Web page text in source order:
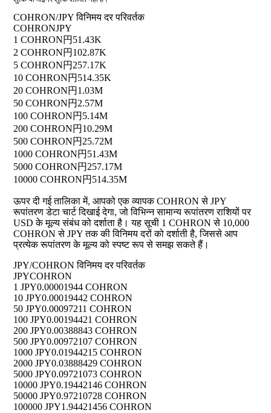
COHRON/JPY विनिमय दर परिवर्तक
COHRONJPY
1 COHRON円51.43K
2 COHRON円102.87K
5 COHRON円257.17K
10 COHRON円514.35K
20 COHRON円1.03M
50 COHRON円2.57M
100 COHRON円5.14M
200 COHRON円10.29M
500 COHRON円25.72M
1000 COHRON円51.43M
5000 COHRON円257.17M
10000 COHRON円514.35M
ऊपर दी गई तालिका में, आपको एक व्यापक COHRON से JPY
रूपांतरण डेटा चार्ट दिखाई देगा, जो विभिन्न सामान्य रूपांतरण राशियों पर
USD के मूल्य संबंध को दर्शाता है। यह सूची 1 COHRON से 10,000
COHRON से JPY तक की विनिमय दरों को दर्शाती है, जिससे आप
प्रत्येक रूपांतरण के मूल्य को स्पष्ट रूप से समझ सकते हैं।
JPY/COHRON विनिमय दर परिवर्तक
JPYCOHRON
1 JPY0.00001944 COHRON
10 JPY0.00019442 COHRON
50 JPY0.00097211 COHRON
100 JPY0.00194421 COHRON
200 JPY0.00388843 COHRON
500 JPY0.00972107 COHRON
1000 JPY0.01944215 COHRON
2000 JPY0.03888429 COHRON
5000 JPY0.09721073 COHRON
10000 JPY0.19442146 COHRON
50000 JPY0.97210728 COHRON
100000 JPY1.94421456 COHRON